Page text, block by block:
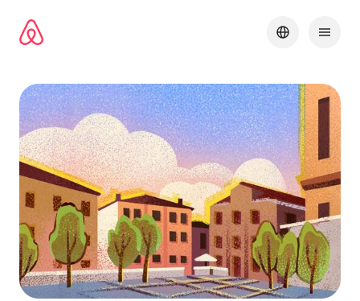
Inhalten
springen